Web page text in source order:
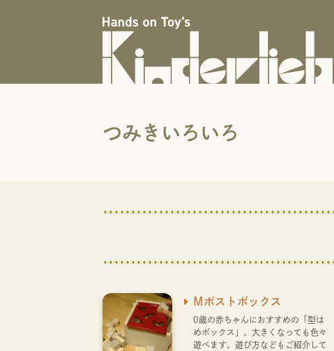
つみきいろいろ
Mポストボックス
0歳の赤ちゃんにおすすめの「型は
めボックス」。大きくなっても色々
遊べます。遊び方などもご紹介して